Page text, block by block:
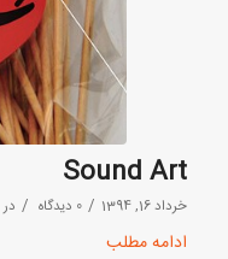
Sound Art
خرداد 16, 1394 / 0 دیدگاه / در
ادامه مطلب